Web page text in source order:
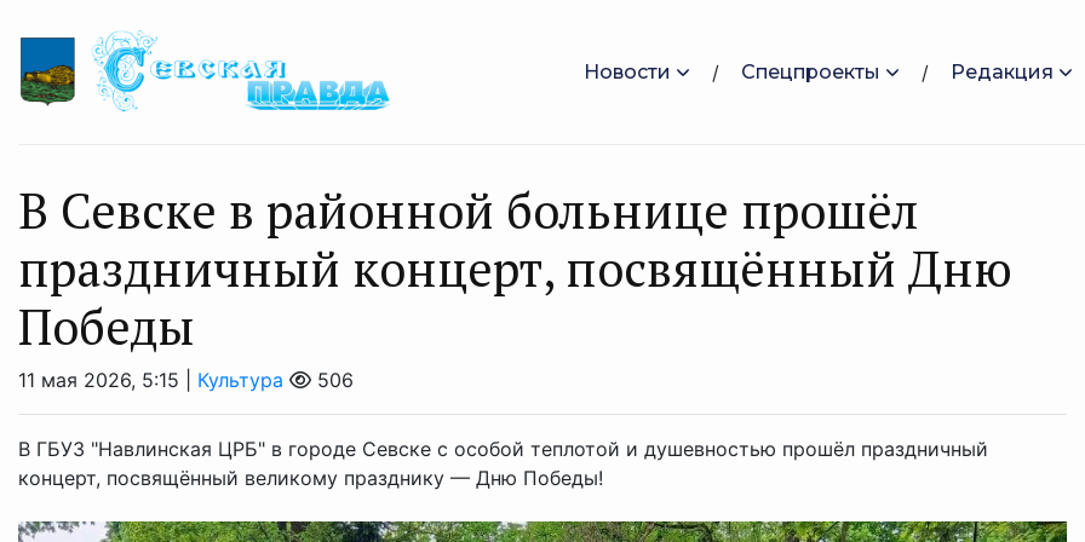
Новости Спецпроекты Редакция
В Севске в районной больнице прошёл
праздничный концерт, посвящённый Дню
Победы
11 мая 2026, 5:15 | Культура 506
В ГБУЗ "Навлинская ЦРБ" в городе Севске с особой теплотой и душевностью прошёл праздничный
концерт, посвящённый великому празднику — Дню Победы!